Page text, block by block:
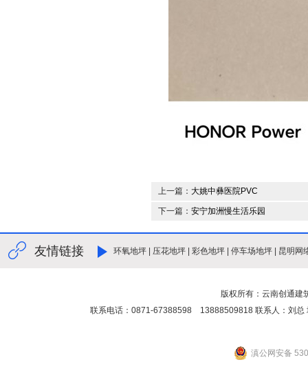
上一篇： 大姚中彝医院PVC
下一篇： 安宁加洲慢生活乐园
友情链接 环氧地坪 压花地坪 彩色地坪 停车场地坪 昆明网
版权所有：云南创通建
联系电话：0871-67388598 13888509818 联系人：刘总
滇公网安备